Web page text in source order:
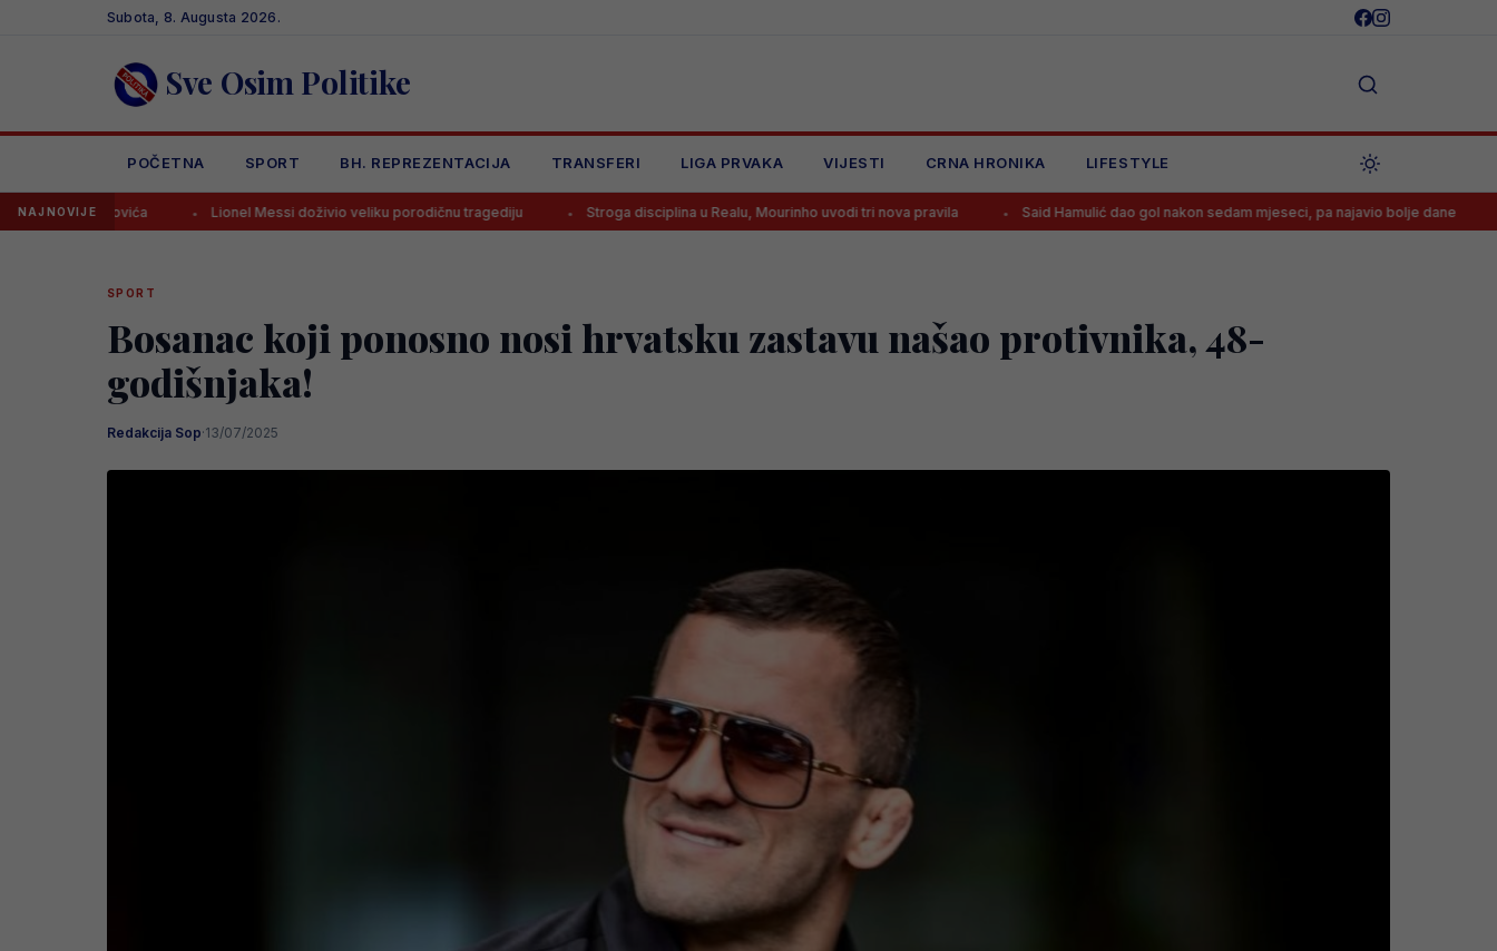
Subota, 8. Augusta 2026.
Sve Osim Politike
POČETNA SPORT BH. REPREZENTACIJA TRANSFERI LIGA PRVAKA VIJESTI CRNA HRONIKA LIFESTYLE
NAJNOVIJE Lionel Messi doživio veliku porodičnu tragediju Stroga disciplina u Realu, Mourinho uvodi tri nova pravila Said Hamulić dao gol nakon sedam mjeseci, pa najavio bolje dane Kerim
SPORT
Bosanac koji ponosno nosi hrvatsku zastavu našao protivnika, 48-
godišnjaka!
Redakcija Sop·13/07/2025